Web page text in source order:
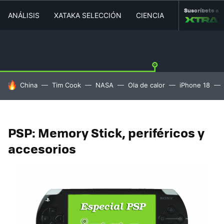
ANÁLISIS XATAKA SELECCIÓN CIENCIA MOVILIDAD
Suscríbete a
HOY SE HABLA DE
China Tim Cook NASA Ola de calor iPhone 18
PSP: Memory Stick, periféricos y
accesorios